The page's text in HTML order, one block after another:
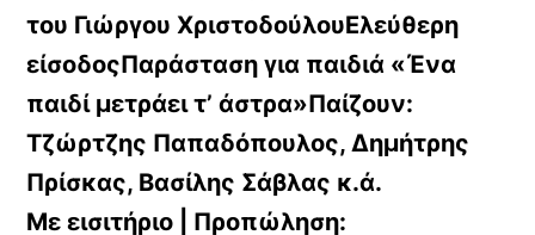
του Γιώργου ΧριστοδούλουΕλεύθερη
είσοδοςΠαράσταση για παιδιά «Ένα
παιδί μετράει τ’ άστρα»Παίζουν:
Τζώρτζης Παπαδόπουλος, Δημήτρης
Πρίσκας, Βασίλης Σάβλας κ.ά.
Με εισιτήριο | Προπώληση: